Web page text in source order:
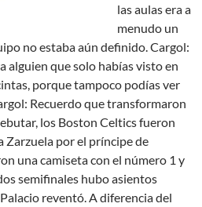
las aulas era a
menudo un
no estaba aún definido. Cargol:
alguien que solo habías visto en
porque tampoco podías ver
Recuerdo que transformaron
los Boston Celtics fueron
Zarzuela por el príncipe de
una camiseta con el número 1 y
semifinales hubo asientos
reventó. A diferencia del